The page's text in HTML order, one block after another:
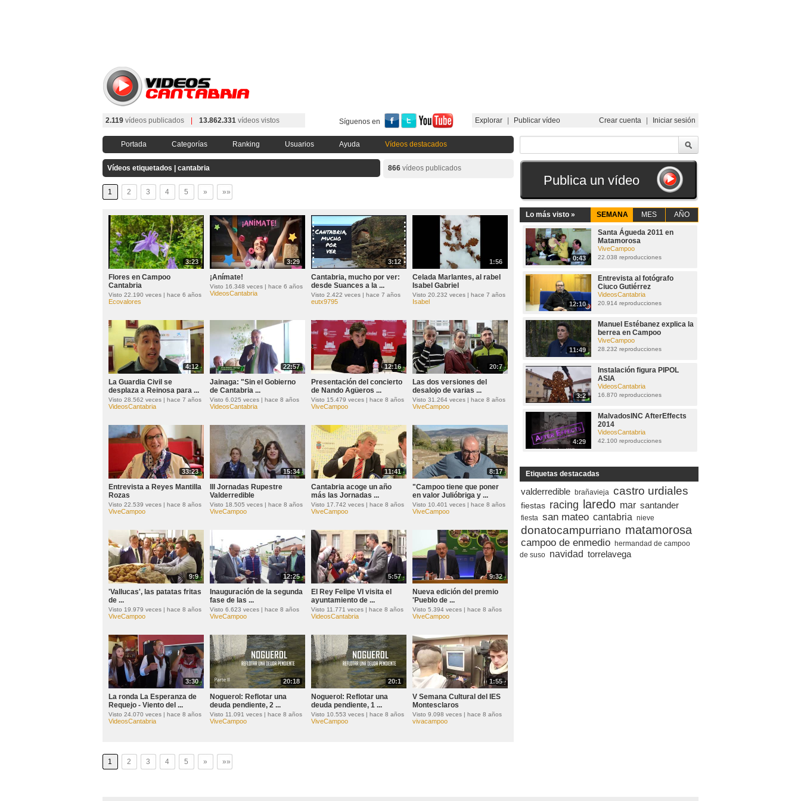
2.119 vídeos publicados 13.862.331 vídeos vistos Síguenos en Explorar Publicar vídeo Crear cuenta Iniciar sesión
Portada Categorías Ranking Usuarios Ayuda Vídeos destacados
Vídeos etiquetados | cantabria 866 vídeos publicados
1 2 3 4 5 » »»
3:23
Flores en Campoo
Cantabria
Visto 22.190 veces | hace 6 años
Ecovalores
3:29
¡Anímate!
Visto 16.348 veces | hace 6 años
VideosCantabria
3:12
Cantabria, mucho por ver:
desde Suances a la ...
Visto 2.422 veces | hace 7 años
eutx9795
1:56
Celada Marlantes, al rabel
Isabel Gabriel
Visto 20.232 veces | hace 7 años
Isabel
4:12
La Guardia Civil se
desplaza a Reinosa para ...
Visto 28.562 veces | hace 7 años
VideosCantabria
22:57
Jainaga: "Sin el Gobierno
de Cantabria ...
Visto 6.025 veces | hace 8 años
VideosCantabria
12:16
Presentación del concierto
de Nando Agüeros ...
Visto 15.479 veces | hace 8 años
ViveCampoo
20:7
Las dos versiones del
desalojo de varias ...
Visto 31.264 veces | hace 8 años
ViveCampoo
33:23
Entrevista a Reyes Mantilla
Rozas
Visto 22.539 veces | hace 8 años
ViveCampoo
15:34
III Jornadas Rupestre
Valderredible
Visto 18.505 veces | hace 8 años
ViveCampoo
11:41
Cantabria acoge un año
más las Jornadas ...
Visto 17.742 veces | hace 8 años
ViveCampoo
8:17
"Campoo tiene que poner
en valor Julióbriga y ...
Visto 10.401 veces | hace 8 años
ViveCampoo
9:9
'Vallucas', las patatas fritas
de ...
Visto 19.979 veces | hace 8 años
ViveCampoo
12:25
Inauguración de la segunda
fase de las ...
Visto 6.623 veces | hace 8 años
ViveCampoo
5:57
El Rey Felipe VI visita el
ayuntamiento de ...
Visto 11.771 veces | hace 8 años
VideosCantabria
9:32
Nueva edición del premio
'Pueblo de ...
Visto 5.394 veces | hace 8 años
ViveCampoo
3:30
La ronda La Esperanza de
Requejo - Viento del ...
Visto 24.070 veces | hace 8 años
VideosCantabria
20:18
Noguerol: Reflotar una
deuda pendiente, 2 ...
Visto 11.091 veces | hace 8 años
ViveCampoo
20:1
Noguerol: Reflotar una
deuda pendiente, 1 ...
Visto 10.553 veces | hace 8 años
ViveCampoo
1:55
V Semana Cultural del IES
Montesclaros
Visto 9.098 veces | hace 8 años
vivacampoo
1 2 3 4 5 » »»
Publica un vídeo
Lo más visto » SEMANA MES AÑO
0:43
Santa Águeda 2011 en
Matamorosa
ViveCampoo
22.038 reproducciones
12:10
Entrevista al fotógrafo
Ciuco Gutiérrez
VideosCantabria
20.914 reproducciones
11:49
Manuel Estébanez explica la
berrea en Campoo
ViveCampoo
28.232 reproducciones
3:2
Instalación figura PIPOL
ASIA
VideosCantabria
16.870 reproducciones
4:29
MalvadosINC AfterEffects
2014
VideosCantabria
42.100 reproducciones
Etiquetas destacadas
valderredible brañavieja castro urdiales
fiestas racing laredo mar santander
fiesta san mateo cantabria nieve
donatocampurriano matamorosa
campoo de enmedio
hermandad de campoo
de suso navidad torrelavega